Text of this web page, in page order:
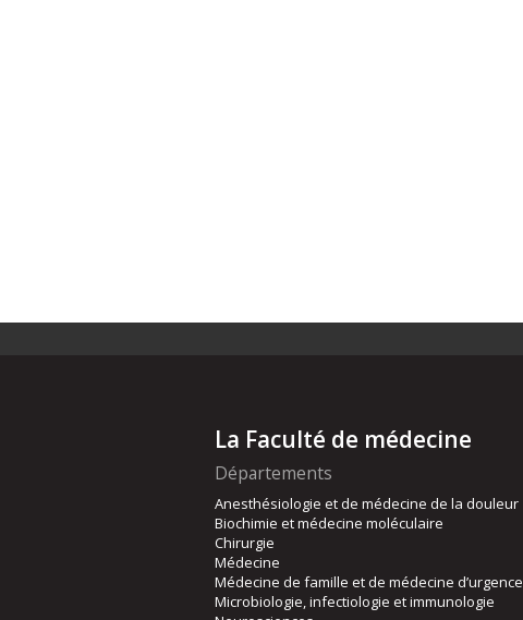
La Faculté de médecine
Départements
Anesthésiologie et de médecine de la douleur
Biochimie et médecine moléculaire
Chirurgie
Médecine
Médecine de famille et de médecine d’urgence
Microbiologie, infectiologie et immunologie